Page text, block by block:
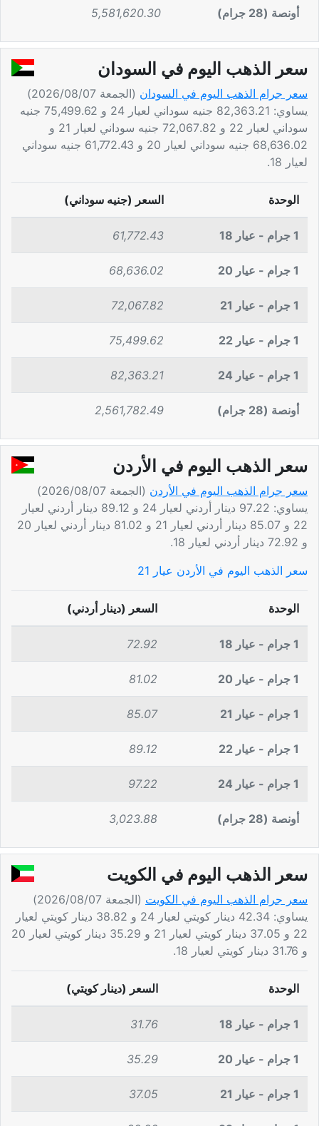
أونصة (28 جرام) 5,581,620.30
سعر الذهب اليوم في السودان
سعر جرام الذهب اليوم في السودان
(الجمعة 2026/08/07)
يساوي: 82,363.21 جنيه سوداني لعيار 24 و 75,499.62 جنيه
سوداني لعيار 22 و 72,067.82 جنيه سوداني لعيار 21 و
68,636.02 جنيه سوداني لعيار 20 و 61,772.43 جنيه سوداني
لعيار 18.
الوحدة السعر (جنيه سوداني)
1 جرام - عيار 18 61,772.43
1 جرام - عيار 20 68,636.02
1 جرام - عيار 21 72,067.82
1 جرام - عيار 22 75,499.62
1 جرام - عيار 24 82,363.21
أونصة (28 جرام) 2,561,782.49
سعر الذهب اليوم في الأردن
سعر جرام الذهب اليوم في الأردن
(الجمعة 2026/08/07)
يساوي: 97.22 دينار أردني لعيار 24 و 89.12 دينار أردني لعيار
22 و 85.07 دينار أردني لعيار 21 و 81.02 دينار أردني لعيار 20
و 72.92 دينار أردني لعيار 18.
سعر الذهب اليوم في الأردن عيار 21
الوحدة السعر (دينار أردني)
1 جرام - عيار 18 72.92
1 جرام - عيار 20 81.02
1 جرام - عيار 21 85.07
1 جرام - عيار 22 89.12
1 جرام - عيار 24 97.22
أونصة (28 جرام) 3,023.88
سعر الذهب اليوم في الكويت
سعر جرام الذهب اليوم في الكويت
(الجمعة 2026/08/07)
يساوي: 42.34 دينار كويتي لعيار 24 و 38.82 دينار كويتي لعيار
22 و 37.05 دينار كويتي لعيار 21 و 35.29 دينار كويتي لعيار 20
و 31.76 دينار كويتي لعيار 18.
الوحدة السعر (دينار كويتي)
1 جرام - عيار 18 31.76
1 جرام - عيار 20 35.29
1 جرام - عيار 21 37.05